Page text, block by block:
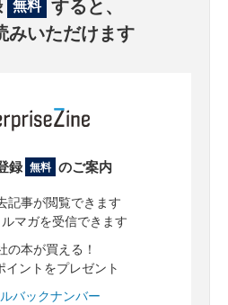
無料
みいただけます
録 無料 のご案内
記事が閲覧できます
ルマガを受信できます
の本が買える！
イントをプレゼント
バックナンバー